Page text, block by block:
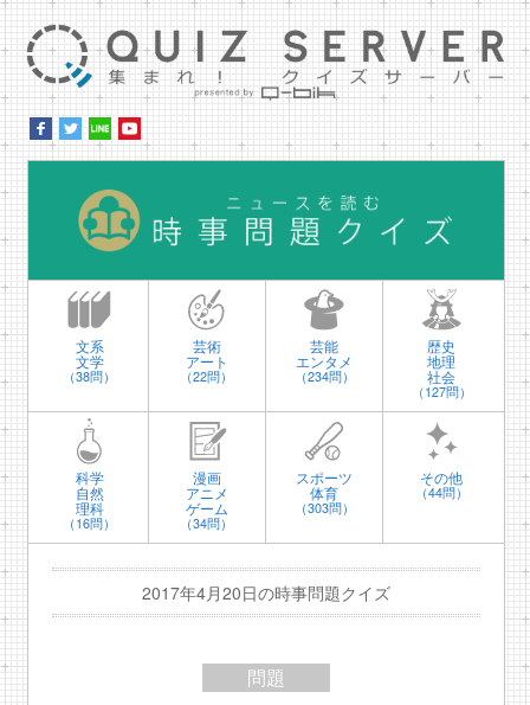
文系
文学
（38問）
芸術
アート
（22問）
芸能
エンタメ
（234問）
歴史
地理
社会
（127問）
科学
自然
理科
（16問）
漫画
アニメ
ゲーム
（34問）
スポーツ
体育
（303問）
その他
（44問）
2017年4月20日の時事問題クイズ
問題